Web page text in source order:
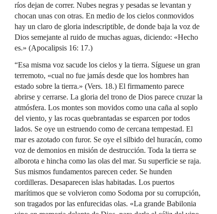
ríos dejan de correr. Nubes negras y pesadas se levantan y
chocan unas con otras. En medio de los cielos conmovidos
hay un claro de gloria indescriptible, de donde baja la voz de
Dios semejante al ruido de muchas aguas, diciendo: «Hecho
es.» (Apocalipsis 16: 17.)
“Esa misma voz sacude los cielos y la tierra. Síguese un gran
terremoto, «cual no fue jamás desde que los hombres han
estado sobre la tierra.» (Vers. 18.) El firmamento parece
abrirse y cerrarse. La gloria del trono de Dios parece cruzar la
atmósfera. Los montes son movidos como una caña al soplo
del viento, y las rocas quebrantadas se esparcen por todos
lados. Se oye un estruendo como de cercana tempestad. El
mar es azotado con furor. Se oye el silbido del huracán, como
voz de demonios en misión de destrucción. Toda la tierra se
alborota e hincha como las olas del mar. Su superficie se raja.
Sus mismos fundamentos parecen ceder. Se hunden
cordilleras. Desaparecen islas habitadas. Los puertos
marítimos que se volvieron como Sodoma por su corrupción,
son tragados por las enfurecidas olas. «La grande Babilonia